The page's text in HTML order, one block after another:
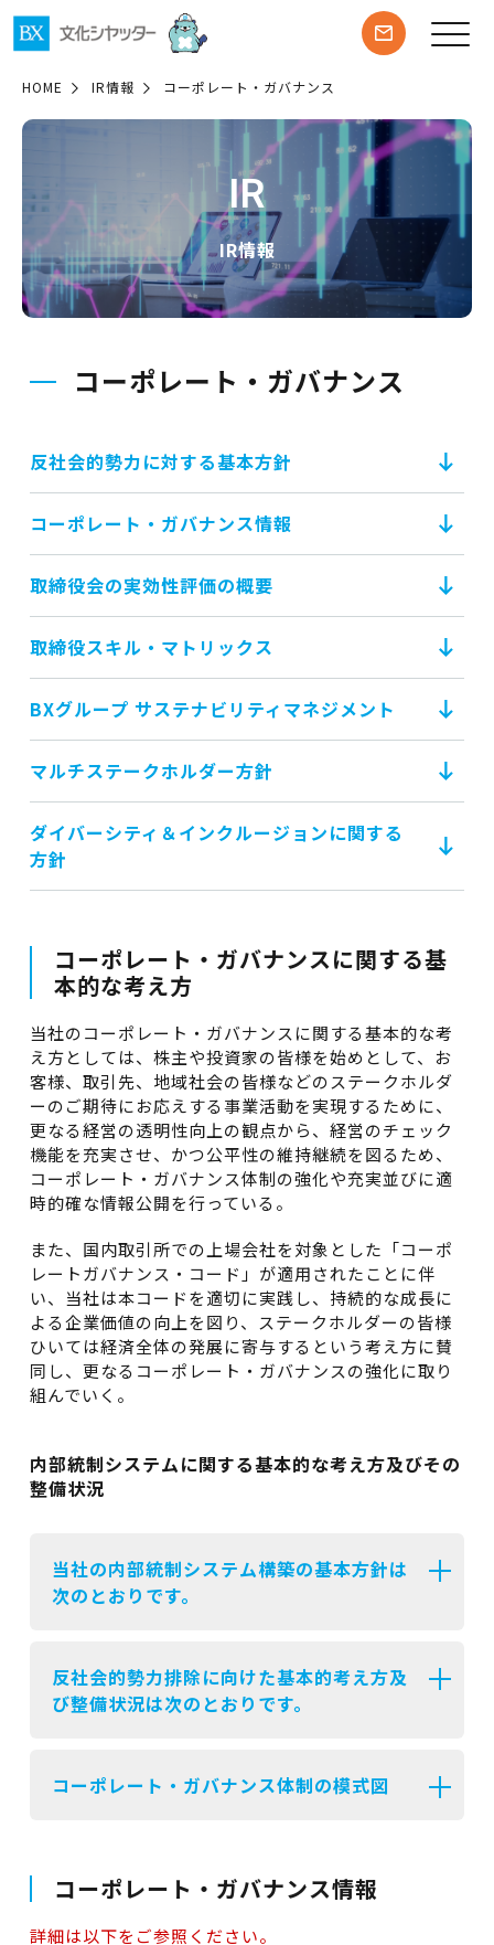
HOME IR情報 コーポレート・ガバナンス
IR
IR情報
コーポレート・ガバナンス
反社会的勢力に対する基本方針
コーポレート・ガバナンス情報
取締役会の実効性評価の概要
取締役スキル・マトリックス
BXグループ サステナビリティマネジメント
マルチステークホルダー方針
ダイバーシティ＆インクルージョンに関する
方針
コーポレート・ガバナンスに関する基
本的な考え方
当社のコーポレート・ガバナンスに関する基本的な考
え方としては、株主や投資家の皆様を始めとして、お
客様、取引先、地域社会の皆様などのステークホルダ
ーのご期待にお応えする事業活動を実現するために、
更なる経営の透明性向上の観点から、経営のチェック
機能を充実させ、かつ公平性の維持継続を図るため、
コーポレート・ガバナンス体制の強化や充実並びに適
時的確な情報公開を行っている。
また、国内取引所での上場会社を対象とした「コーポ
レートガバナンス・コード」が適用されたことに伴
い、当社は本コードを適切に実践し、持続的な成長に
よる企業価値の向上を図り、ステークホルダーの皆様
ひいては経済全体の発展に寄与するという考え方に賛
同し、更なるコーポレート・ガバナンスの強化に取り
組んでいく。
内部統制システムに関する基本的な考え方及びその
整備状況
当社の内部統制システム構築の基本方針は
次のとおりです。
反社会的勢力排除に向けた基本的考え方及
び整備状況は次のとおりです。
コーポレート・ガバナンス体制の模式図
コーポレート・ガバナンス情報
詳細は以下をご参照ください。